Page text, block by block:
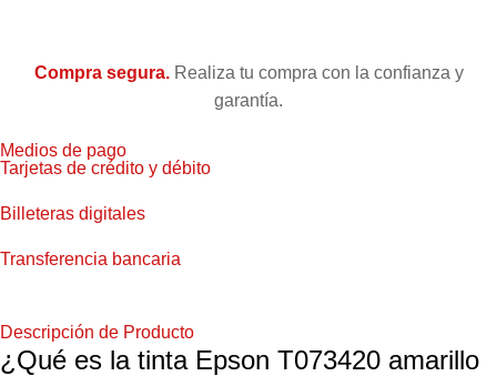
Garantía 6 meses (Epson Perú)
Compra segura.Realiza tu compra con la confianza y
garantía.
Medios de pago
Tarjetas de crédito y débito
Billeteras digitales
Transferencia bancaria
Descripción de Producto
¿Qué es la tinta Epson T073420 amarillo